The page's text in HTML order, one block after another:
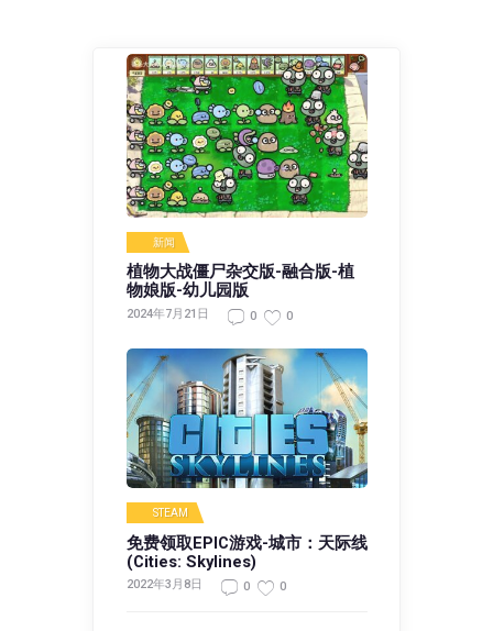
新闻
植物大战僵尸杂交版-融合版-植
物娘版-幼儿园版
2024年7月21日 0 0
STEAM
免费领取EPIC游戏-城市：天际线
(Cities: Skylines)
2022年3月8日 0 0